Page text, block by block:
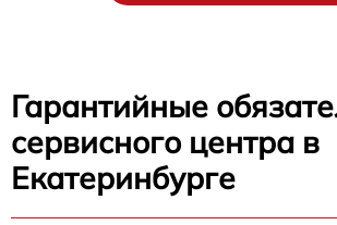
Гарантийные
сервисного центра в
Екатеринбурге